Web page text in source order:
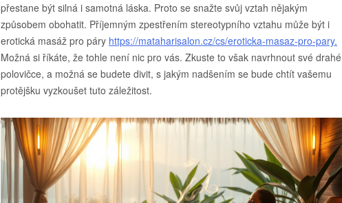
přestane být silná i samotná láska. Proto se snažte svůj vztah nějakým
způsobem obohatit. Příjemným zpestřením stereotypního vztahu může být i
erotická masáž pro páry https://mataharisalon.cz/cs/eroticka-masaz-pro-pary.
Možná si říkáte, že tohle není nic pro vás. Zkuste to však navrhnout své drahé
polovičce, a možná se budete divit, s jakým nadšením se bude chtít vašemu
protějšku vyzkoušet tuto záležitost.